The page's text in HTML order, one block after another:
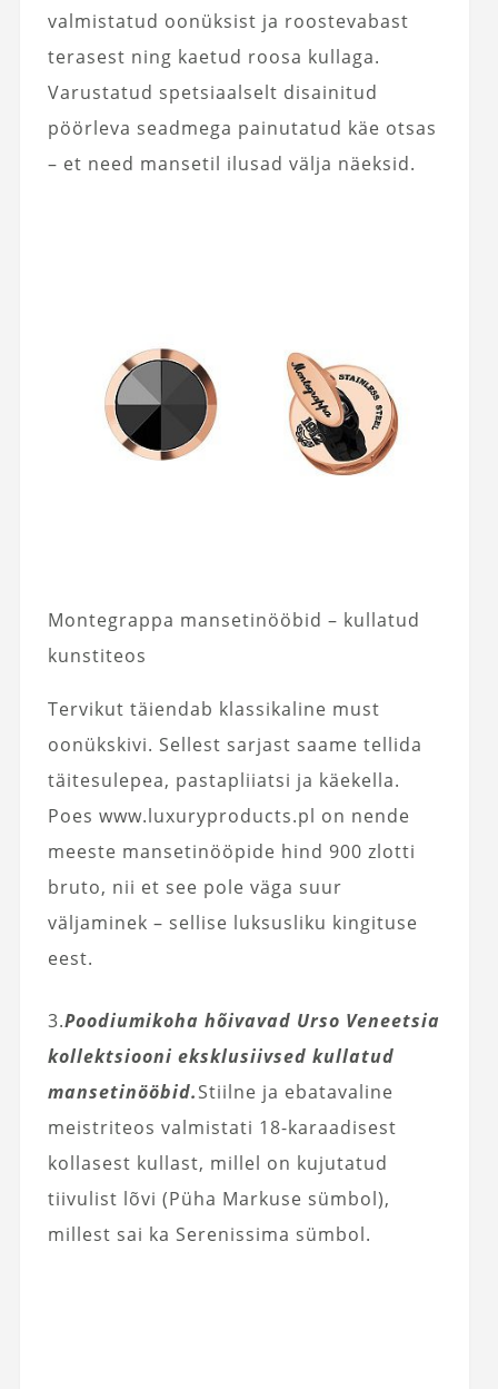
valmistatud oonüksist ja roostevabast
terasest ning kaetud roosa kullaga.
Varustatud spetsiaalselt disainitud
pöörleva seadmega painutatud käe otsas
– et need mansetil ilusad välja näeksid.
Montegrappa mansetinööbid – kullatud
kunstiteos
Tervikut täiendab klassikaline must
oonükskivi. Sellest sarjast saame tellida
täitesulepea, pastapliiatsi ja käekella.
Poes www.luxuryproducts.pl on nende
meeste mansetinööpide hind 900 zlotti
bruto, nii et see pole väga suur
väljaminek – sellise luksusliku kingituse
eest.
3.Poodiumikoha hõivavad Urso Veneetsia
kollektsiooni eksklusiivsed kullatud
mansetinööbid.Stiilne ja ebatavaline
meistriteos valmistati 18-karaadisest
kollasest kullast, millel on kujutatud
tiivulist lõvi (Püha Markuse sümbol),
millest sai ka Serenissima sümbol.